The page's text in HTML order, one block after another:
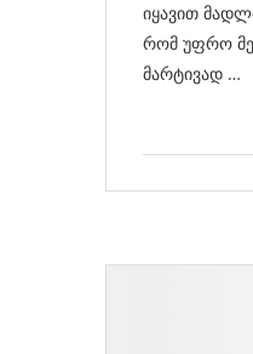
იყავით
რომ უფრო
მარტივად …